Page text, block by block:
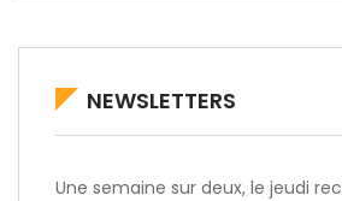
NEWSLETTERS
Une semaine sur deux, le jeudi